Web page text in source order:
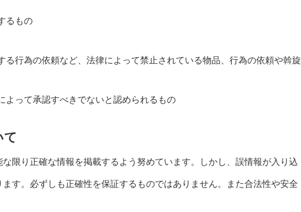
るもの
行為の依頼など、法律によって禁止されている物品、行為の依頼や斡旋
よって承認すべきでないと認められるもの
て
限り正確な情報を掲載するよう努めています。しかし、誤情報が入り込
す。必ずしも正確性を保証するものではありません。また合法性や安全